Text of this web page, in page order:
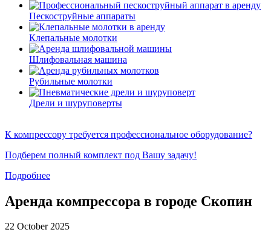
Пескоструйные аппараты
Клепальные молотки
Шлифовальная машина
Рубильные молотки
Дрели и шуруповерты
К компрессору требуется профессиональное оборудование?
Подберем полный комплект под Вашу задачу!
Подробнее
Аренда компрессора в городе Скопин
22 October 2025